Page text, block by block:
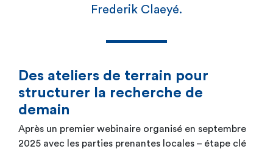
Frederik Claeyé.
Des ateliers de terrain pour
structurer la recherche de
demain
Après un premier webinaire organisé en septembre
2025 avec les parties prenantes locales – étape clé